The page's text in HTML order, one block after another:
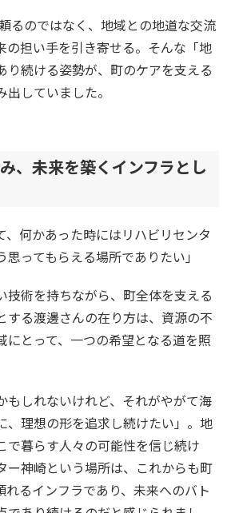
るのではなく、地域との地道な交流
の担い手を引き寄せる。そんな「地
り続ける姿勢が、町のケアを支える
していました。
、未来を築くインフラとし
、何かあった時にはリハビリセンタ
ってもらえる場所でありたい」
技術を持ちながら、町全体を支える
する渡邊さんの在り方は、資源の不
にとって、一つの希望となる道を照
もしれないけれど、それがやがて海
、理想の形を追求し続けたい」。地
で暮らす人々の可能性を信じ続け
ー神崎という場所は、これからも町
れるインフラであり、未来へのバト